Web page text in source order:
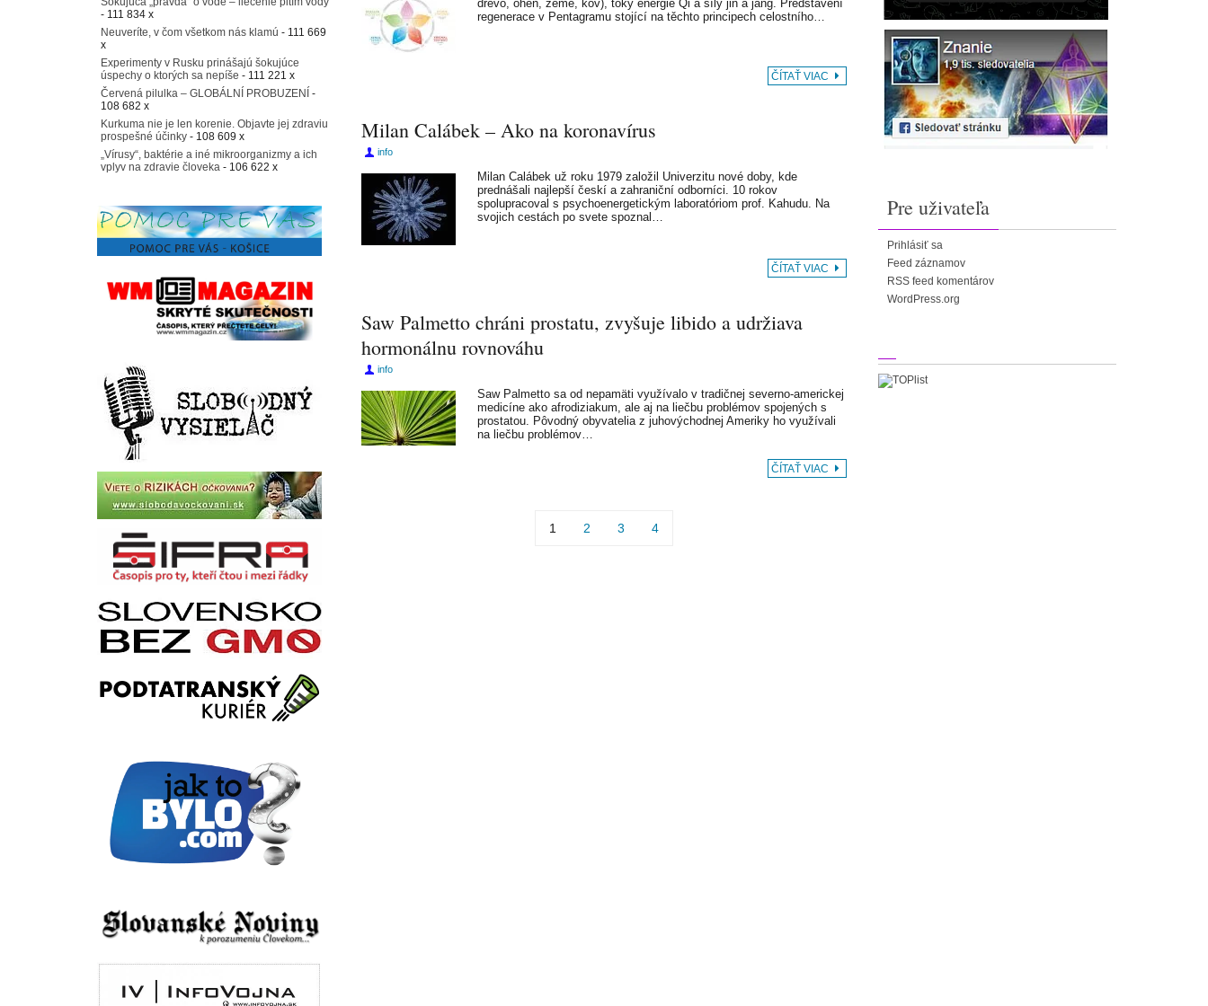
dřevo, oheň, země, kov), toky energie Qi a síly jin a jang. Představení
regenerace v Pentagramu stojící na těchto principech celostního…
ČÍTAŤ VIAC
Milan Calábek – Ako na koronavírus
info
Milan Calábek už roku 1979 založil Univerzitu nové doby, kde
prednášali najlepší českí a zahraniční odborníci. 10 rokov
spolupracoval s psychoenergetickým laboratóriom prof. Kahudu. Na
svojich cestách po svete spoznal…
ČÍTAŤ VIAC
Saw Palmetto chráni prostatu, zvyšuje libido a udržiava
hormonálnu rovnováhu
info
Saw Palmetto sa od nepamäti využívalo v tradičnej severno-americkej
medicíne ako afrodiziakum, ale aj na liečbu problémov spojených s
prostatou. Pôvodný obyvatelia z juhovýchodnej Ameriky ho využívali
na liečbu problémov…
ČÍTAŤ VIAC
1 2 3 4
- 111 834 x
Neuveríte, v čom všetkom nás klamú - 111 669
x
Experimenty v Rusku prinášajú šokujúce
úspechy o ktorých sa nepíše - 111 221 x
Červená pilulka – GLOBÁLNÍ PROBUZENÍ -
108 682 x
Kurkuma nie je len korenie. Objavte jej zdraviu
prospešné účinky - 108 609 x
„Vírusy“, baktérie a iné mikroorganizmy a ich
vplyv na zdravie človeka - 106 622 x
Pre uživateľa
Prihlásiť sa
Feed záznamov
RSS feed komentárov
WordPress.org